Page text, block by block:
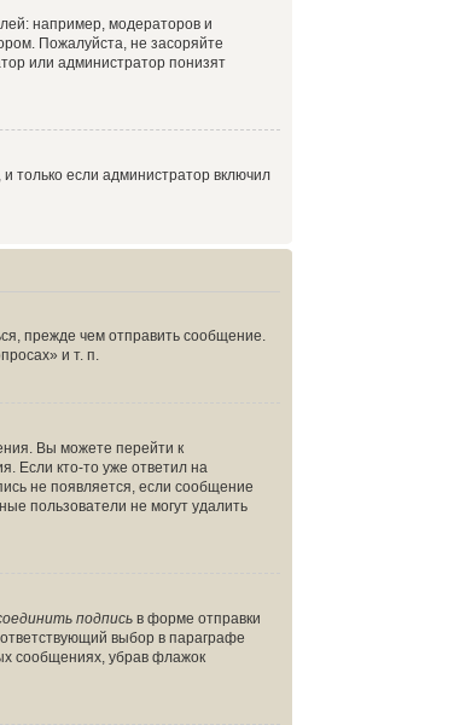
например, модераторов и
Пожалуйста, не засоряйте
или администратор понизят
только если администратор включил
прежде чем отправить сообщение.
и т. п.
Вы можете перейти к
Если кто-то уже ответил на
не появляется, если сообщение
пользователи не могут удалить
подпись в форме отправки
выбор в параграфе
сообщениях, убрав флажок